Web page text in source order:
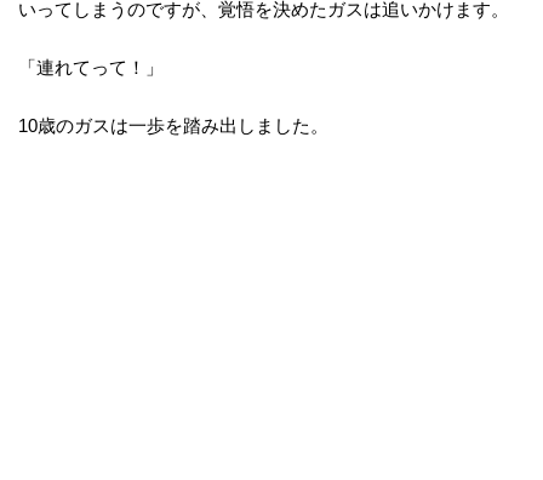
いってしまうのですが、覚悟を決めたガスは追いかけます。
「連れてって！」
10歳のガスは一歩を踏み出しました。